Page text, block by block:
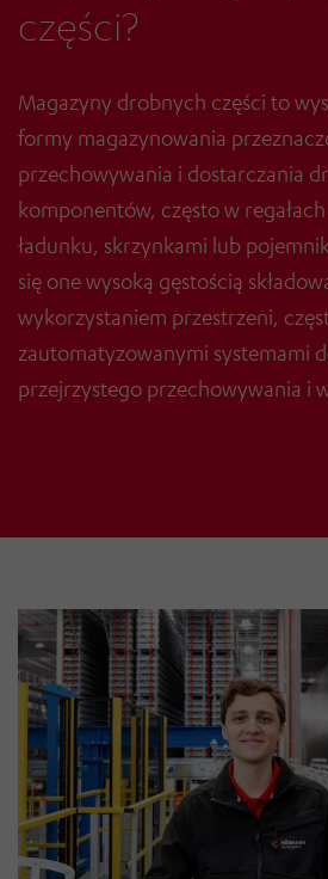
części?
Magazyny drobnych części to
formy magazynowania
przechowywania i dostarczania
komponentów, często w
ładunku, skrzynkami lub
się one wysoką gęstością
wykorzystaniem przestrzeni,
zautomatyzowanymi systemami
przejrzystego przechowywania i